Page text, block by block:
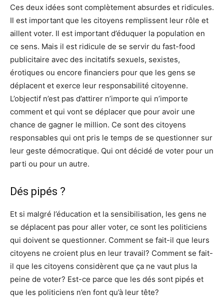
Ces deux idées sont complètement absurdes et ridicules.
Il est important que les citoyens remplissent leur rôle et
aillent voter. Il est important d’éduquer la population en
ce sens. Mais il est ridicule de se servir du fast-food
publicitaire avec des incitatifs sexuels, sexistes,
érotiques ou encore financiers pour que les gens se
déplacent et exerce leur responsabilité citoyenne.
L’objectif n’est pas d’attirer n’importe qui n’importe
comment et qui vont se déplacer que pour avoir une
chance de gagner le million. Ce sont des citoyens
responsables qui ont pris le temps de se questionner sur
leur geste démocratique. Qui ont décidé de voter pour un
parti ou pour un autre.
Dés pipés ?
Et si malgré l’éducation et la sensibilisation, les gens ne
se déplacent pas pour aller voter, ce sont les politiciens
qui doivent se questionner. Comment se fait-il que leurs
citoyens ne croient plus en leur travail? Comment se fait-
il que les citoyens considèrent que ça ne vaut plus la
peine de voter? Est-ce parce que les dés sont pipés et
que les politiciens n’en font qu’à leur tête?